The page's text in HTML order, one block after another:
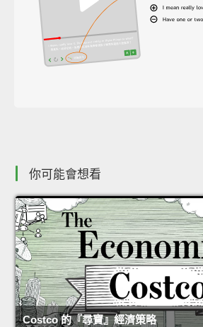
你可能會想看
Costco 的『尋寶』經濟策略